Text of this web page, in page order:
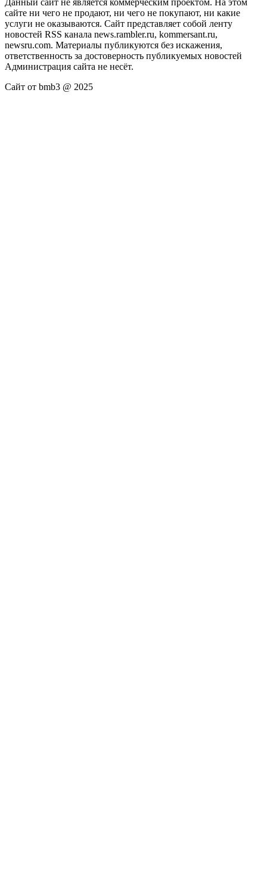
Данный сайт не является коммерческим проектом. На этом
сайте ни чего не продают, ни чего не покупают, ни какие
услуги не оказываются. Сайт представляет собой ленту
новостей RSS канала news.rambler.ru, kommersant.ru,
newsru.com. Материалы публикуются без искажения,
ответственность за достоверность публикуемых новостей
Администрация сайта не несёт.
Сайт от bmb3 @ 2025